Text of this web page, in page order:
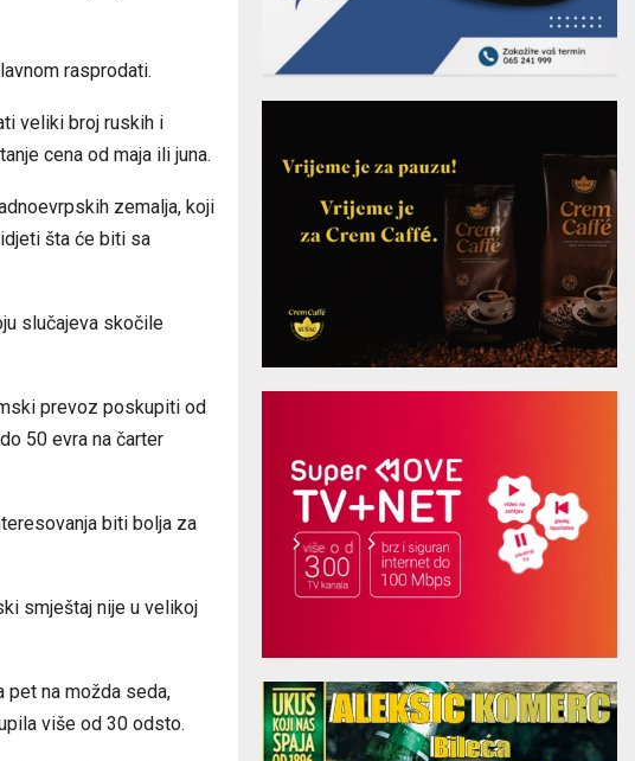
rasprodati.
veliki broj ruskih i
cena od maja ili juna.
zemalja, koji
šta će biti sa
slučajeva skočile
prevoz poskupiti od
50 evra na čarter
biti bolja za
smještaj nije u velikoj
pet na možda seda,
više od 30 odsto.